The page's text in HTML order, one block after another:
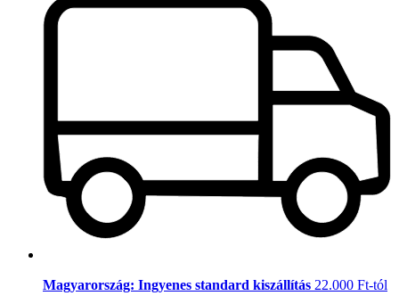
Magyarország: Ingyenes standard kiszállítás 22.000 Ft-tól